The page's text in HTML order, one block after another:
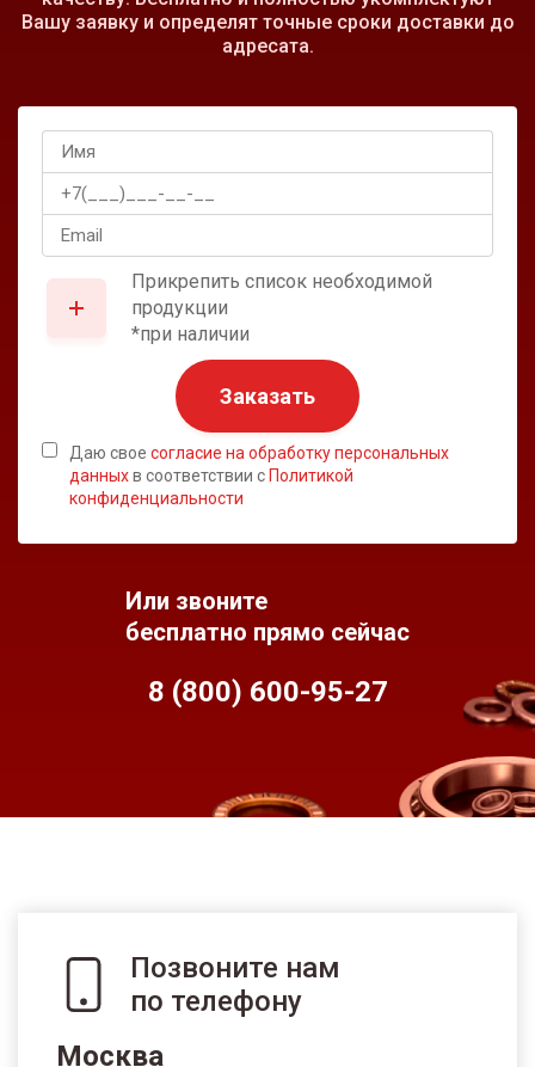
Вашу заявку и определят точные сроки доставки до
адресата.
Прикрепить список необходимой
продукции
*при наличии
Заказать
Даю свое согласие на обработку персональных
данныхв соответствии с Политикой
конфиденциальности
Или звоните
бесплатно прямо сейчас
8 (800) 600-95-27
Позвоните нам
по телефону
Москва